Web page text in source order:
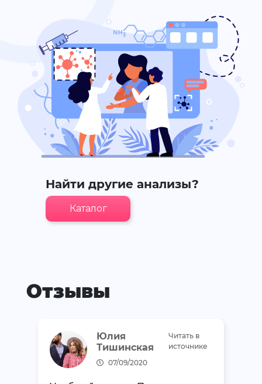
Найти другие анализы?
Каталог
Отзывы
Юлия
Тишинская
07/09/2020
Читать в
источнике